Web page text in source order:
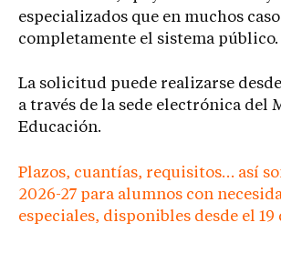
especializados que en muchos
completamente el sistema público.
La solicitud puede realizarse
a través de la sede electrónica del
Educación.
Plazos, cuantías, requisitos… así
2026-27 para alumnos con
especiales, disponibles desde el 19